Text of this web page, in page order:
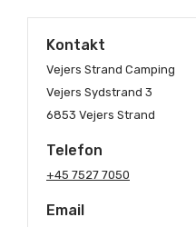
Kontakt
Vejers Strand Camping
Vejers Sydstrand 3
6853 Vejers Strand
Telefon
+45 7527 7050
Email